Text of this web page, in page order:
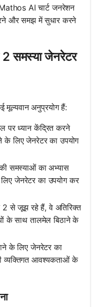
AI चार्ट जनरेशन
और समझ में सुधार करने
2 समस्या जेनरेटर
मूल्यवान अनुप्रयोग हैं:
पर ध्यान केंद्रित करने
के लिए जेनरेटर का उपयोग
की समस्याओं का अभ्यास
जेनरेटर का उपयोग कर
2 से जूझ रहे हैं, वे अतिरिक्त
के साथ तालमेल बिठाने के
के लिए जेनरेटर का
व्यक्तिगत आवश्यकताओं के